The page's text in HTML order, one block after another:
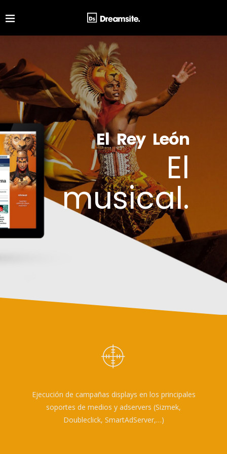
El Rey León
El
musical.
Ejecución de campañas displays en los principales
soportes de medios y adservers (Sizmek,
Doubleclick, SmartAdServer,…)